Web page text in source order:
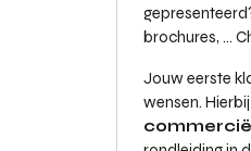
brochures, ...
Jouw eerste
wensen.